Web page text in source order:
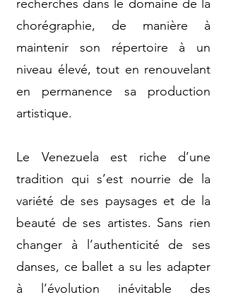
recherches dans le domaine de la
chorégraphie, de manière à
maintenir son répertoire à un
niveau élevé, tout en renouvelant
en permanence sa production
artistique.
Le Venezuela est riche d’une
tradition qui s’est nourrie de la
variété de ses paysages et de la
beauté de ses artistes. Sans rien
changer à l’authenticité de ses
danses, ce ballet a su les adapter
à l’évolution inévitable des